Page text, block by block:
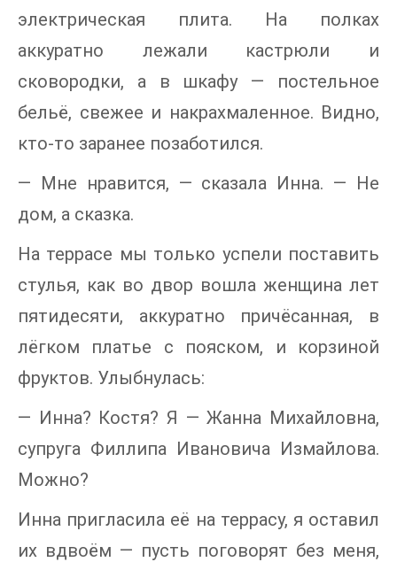
электрическая плита. На полках
аккуратно лежали кастрюли и
сковородки, а в шкафу — постельное
бельё, свежее и накрахмаленное. Видно,
кто-то заранее позаботился.
— Мне нравится, — сказала Инна. — Не
дом, а сказка.
На террасе мы только успели поставить
стулья, как во двор вошла женщина лет
пятидесяти, аккуратно причёсанная, в
лёгком платье с пояском, и корзиной
фруктов. Улыбнулась:
— Инна? Костя? Я — Жанна Михайловна,
супруга Филлипа Ивановича Измайлова.
Можно?
Инна пригласила её на террасу, я оставил
их вдвоём — пусть поговорят без меня,